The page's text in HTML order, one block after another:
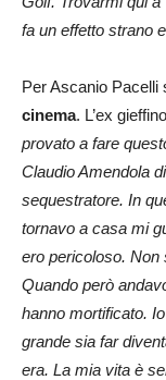
fa un effetto strano
Per Ascanio Pacelli
cinema. L’ex
provato a fare
Claudio Amendola
sequestratore. In
tornavo a casa mi
ero pericoloso. Non
Quando però
hanno mortificato.
grande sia far
era. La mia vita è